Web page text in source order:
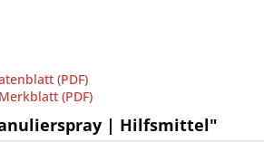
(PDF)
(PDF)
| Hilfsmittel"